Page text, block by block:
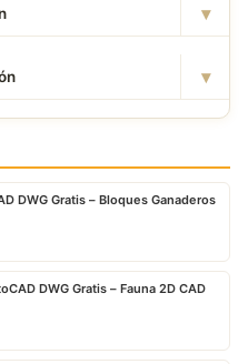
▾
▾
DWG Gratis – Bloques Ganaderos
DWG Gratis – Fauna 2D CAD